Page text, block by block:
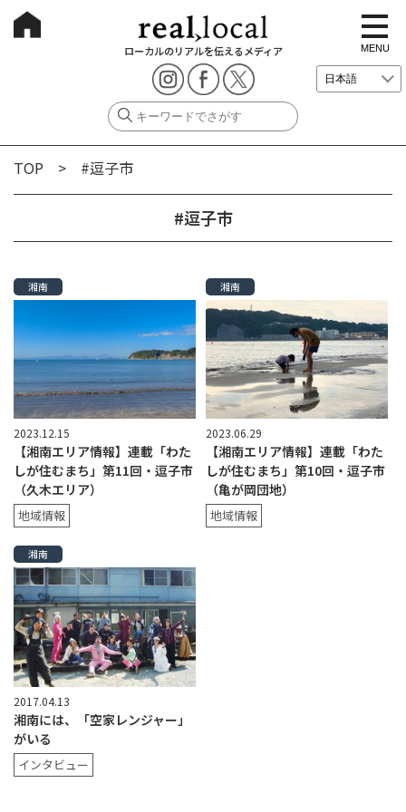
ローカルのリアルを伝えるメディア
t
o
g
g
e
i
i
MENU
TOP > #逗子市
#逗子市
湘南
2023.12.15
【湘南エリア情報】連載「わた
しが住むまち」第11回・逗子市
（久木エリア）
地域情報
湘南
2023.06.29
【湘南エリア情報】連載「わた
しが住むまち」第10回・逗子市
（亀が岡団地）
地域情報
湘南
2017.04.13
湘南には、「空家レンジャー」
がいる
インタビュー